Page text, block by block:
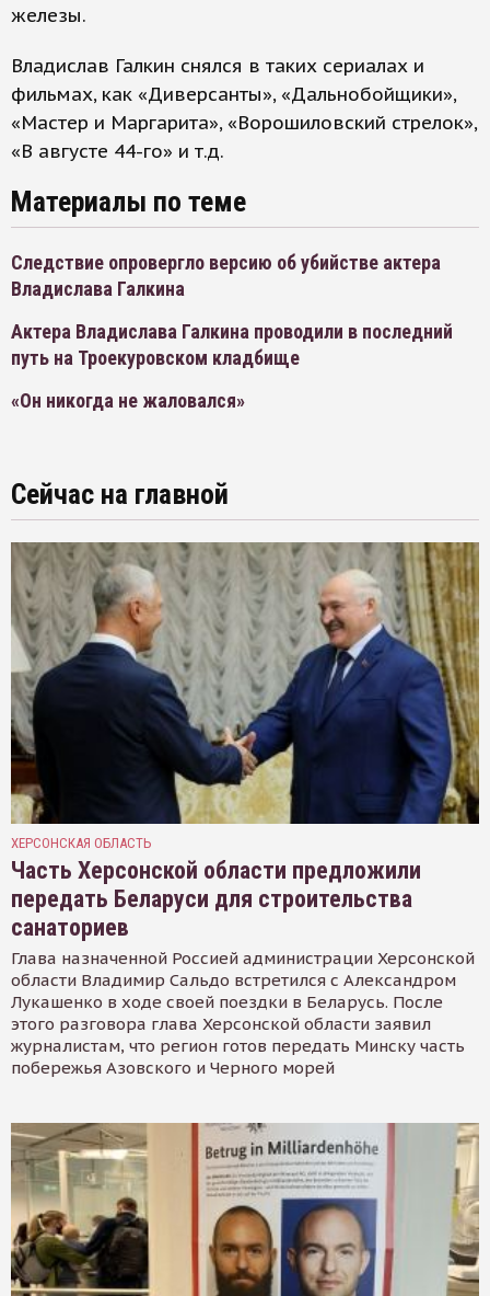
железы.
Владислав Галкин снялся в таких сериалах и
фильмах, как «Диверсанты», «Дальнобойщики»,
«Мастер и Маргарита», «Ворошиловский стрелок»,
«В августе 44-го» и т.д.
Материалы по теме
Следствие опровергло версию об убийстве актера
Владислава Галкина
Актера Владислава Галкина проводили в последний
путь на Троекуровском кладбище
«Он никогда не жаловался»
Сейчас на главной
ХЕРСОНСКАЯ ОБЛАСТЬ
Часть Херсонской области предложили
передать Беларуси для строительства
санаториев
Глава назначенной Россией администрации Херсонской
области Владимир Сальдо встретился с Александром
Лукашенко в ходе своей поездки в Беларусь. После
этого разговора глава Херсонской области заявил
журналистам, что регион готов передать Минску часть
побережья Азовского и Черного морей